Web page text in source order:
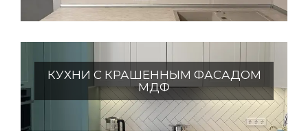
КУХНИ С КРАШЕННЫМ ФАСАДОМ
МДФ